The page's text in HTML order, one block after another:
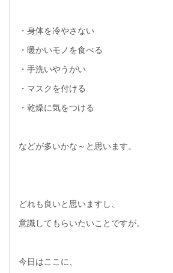
・身体を冷やさない
・暖かいモノを食べる
・手洗いやうがい
・マスクを付ける
・乾燥に気をつける
などが多いかな～と思います。
どれも良いと思いますし、
意識してもらいたいことですが。
今日はここに、